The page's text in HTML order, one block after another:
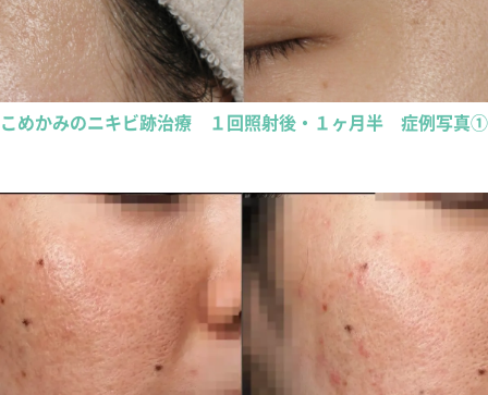
こめかみのニキビ跡治療 １回照射後・１ヶ月半 症例写真①